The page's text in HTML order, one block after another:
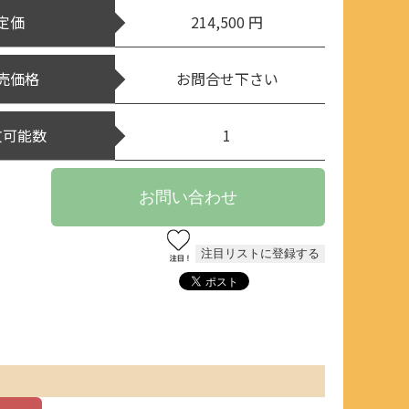
価 214,500 円
価格 お問合せ下さい
能数 1